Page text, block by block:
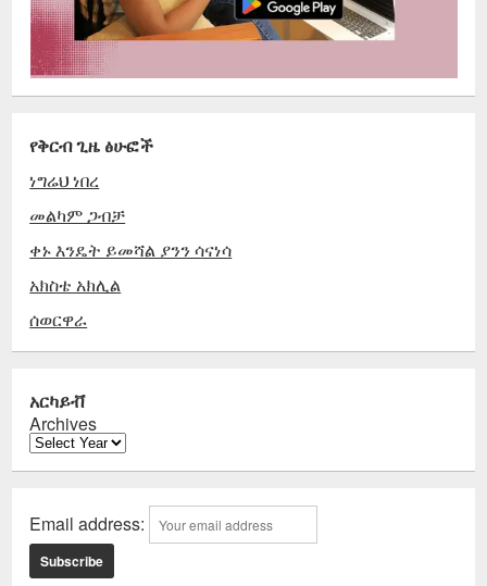
የቅርብ ጊዜ ፅሁፎች
ነግሬህ ነበረ
መልካም ጋብቻ
ቀኑ እንዴት ይመሻል ያንን ሳናነሳ
አክስቴ አክሊል
ሰወርዋራ
አርካይቭ
Archives
Email address: